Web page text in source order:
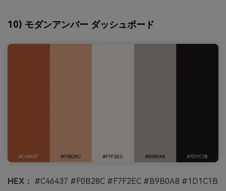
10) モダンアンバー ダッシュボード
HEX： #C46437 #F0B28C #F7F2EC #B9B0A8 #1D1C1B